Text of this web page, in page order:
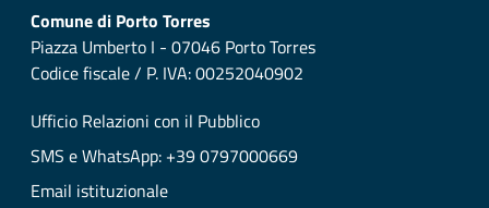
Comune di Porto Torres
Piazza Umberto I - 07046 Porto Torres
Codice fiscale / P. IVA: 00252040902
Ufficio Relazioni con il Pubblico
SMS e WhatsApp: +39 0797000669
Email istituzionale